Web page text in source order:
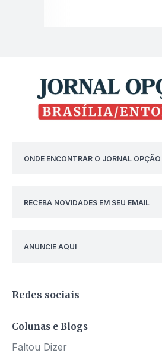
ONDE ENCONTRAR O JORNAL OPÇÃO
RECEBA NOVIDADES EM SEU EMAIL
ANUNCIE AQUI
Redes sociais
Colunas e Blogs
Faltou Dizer